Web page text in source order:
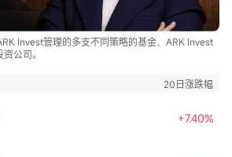
Invest管理的多支不同策略的基金，ARK Invest
公司。
20日涨跌幅
+7.40%